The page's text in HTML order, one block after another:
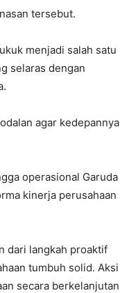
tersebut.
menjadi salah satu
selaras dengan
agar kedepannya
operasional Garuda
kinerja perusahaan
dari langkah proaktif
tumbuh solid. Aksi
secara berkelanjutan